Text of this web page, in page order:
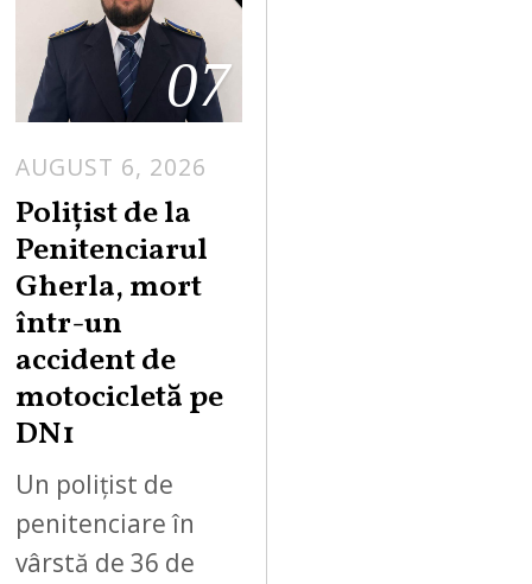
07
AUGUST 6, 2026
Polițist de la
Penitenciarul
Gherla, mort
într-un
accident de
motocicletă pe
DN1
Un polițist de
penitenciare în
vârstă de 36 de